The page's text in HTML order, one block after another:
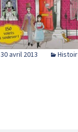
30 avril 2013